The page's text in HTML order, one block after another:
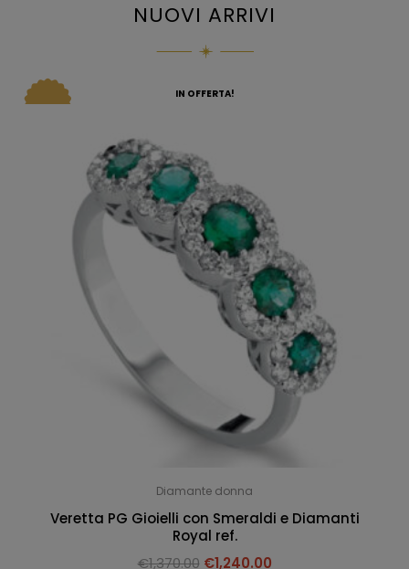
NUOVI ARRIVI
IN OFFERTA!
Diamante donna
Veretta PG Gioielli con Smeraldi e Diamanti
Royal ref.
€1,370.00 €1,240.00